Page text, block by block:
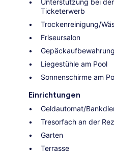
Unterstützung bei
Ticketerwerb
Trockenreinigung/
Friseursalon
Gepäckaufbewahrung
Liegestühle am Pool
Sonnenschirme am
Einrichtungen
Geldautomat/
Tresorfach an der
Garten
Terrasse